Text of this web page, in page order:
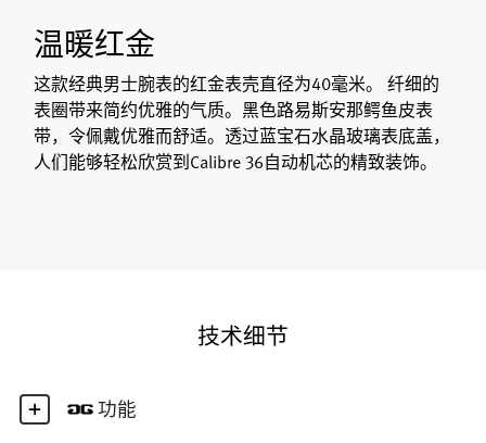
温暖红金
这款经典男士腕表的红金表壳直径为40毫米。 纤细的
表圈带来简约优雅的气质。黑色路易斯安那鳄鱼皮表
带，令佩戴优雅而舒适。透过蓝宝石水晶玻璃表底盖，
人们能够轻松欣赏到Calibre 36自动机芯的精致装饰。
技术细节
功能